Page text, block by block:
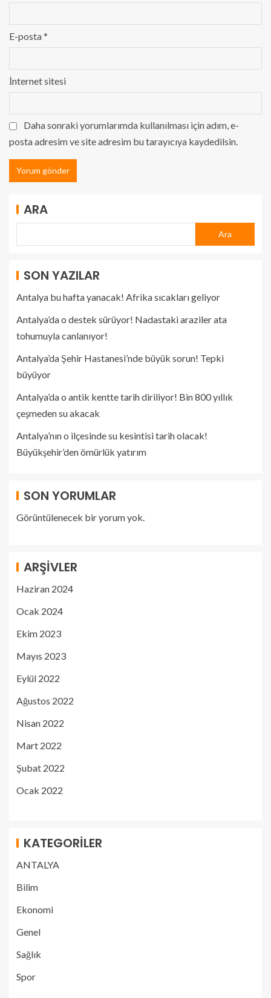
E-posta*
İnternet sitesi
Daha sonraki yorumlarımda kullanılması için adım, e-
posta adresim ve site adresim bu tarayıcıya kaydedilsin.
ARA
Ara
SON YAZILAR
Antalya bu hafta yanacak! Afrika sıcakları geliyor
Antalya’da o destek sürüyor! Nadastaki araziler ata
tohumuyla canlanıyor!
Antalya’da Şehir Hastanesi’nde büyük sorun! Tepki
büyüyor
Antalya’da o antik kentte tarih diriliyor! Bin 800 yıllık
çeşmeden su akacak
Antalya’nın o ilçesinde su kesintisi tarih olacak!
Büyükşehir’den ömürlük yatırım
SON YORUMLAR
Görüntülenecek bir yorum yok.
ARŞIVLER
Haziran 2024
Ocak 2024
Ekim 2023
Mayıs 2023
Eylül 2022
Ağustos 2022
Nisan 2022
Mart 2022
Şubat 2022
Ocak 2022
KATEGORILER
ANTALYA
Bilim
Ekonomi
Genel
Sağlık
Spor